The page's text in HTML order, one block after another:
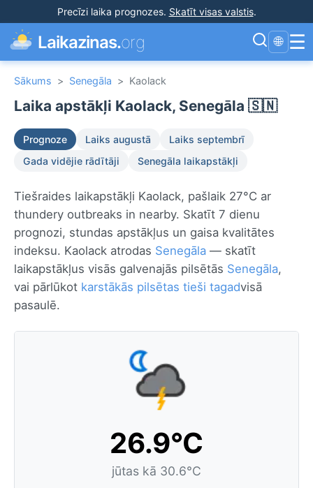
Precīzi laika prognozes. Skatīt visas valstis.
Laikazinas.org 🌐 ☰
Sākums > Senegāla > Kaolack
Laika apstākļi Kaolack, Senegāla 🇸🇳
Prognoze Laiks augustā
Laiks septembrī
Gada vidējie rādītāji
Senegāla laikapstākļi
Tiešraides laikapstākļi Kaolack, pašlaik 27°C ar
thundery outbreaks in nearby. Skatīt 7 dienu
prognozi, stundas apstākļus un gaisa kvalitātes
indeksu. Kaolack atrodas Senegāla — skatīt
laikapstākļus visās galvenajās pilsētās Senegāla,
vai pārlūkot karstākās pilsētas tieši tagadvisā
pasaulē.
26.9°C
jūtas kā 30.6°C